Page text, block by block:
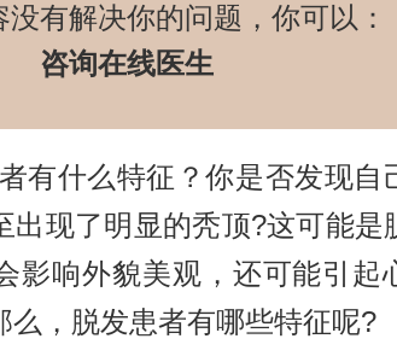
有解决你的问题，你可以：
咨询在线医生
什么特征？你是否发现自
出现了明显的秃顶?这可能是
影响外貌美观，还可能引起
么，脱发患者有哪些特征呢?